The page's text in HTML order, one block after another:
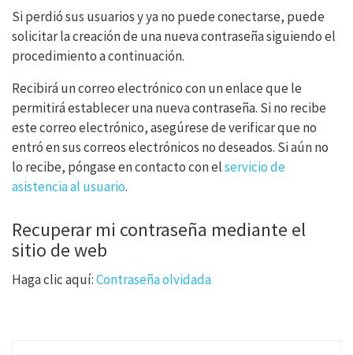
Si perdió sus usuarios y ya no puede conectarse, puede
solicitar la creación de una nueva contraseña siguiendo el
procedimiento a continuación.
Recibirá un correo electrónico con un enlace que le
permitirá establecer una nueva contraseña. Si no recibe
este correo electrónico, asegúrese de verificar que no
entró en sus correos electrónicos no deseados. Si aún no
lo recibe, póngase en contacto con elservicio de
asistencia al usuario.
Recuperar mi contraseña mediante el
sitio de web
Haga clic aquí:Contraseña olvidada